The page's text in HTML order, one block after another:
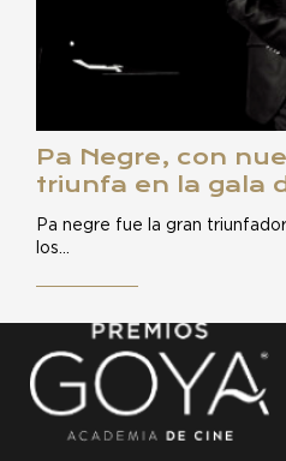
Pa Negre, con
triunfa en la gala
Pa negre fue la gran
los…